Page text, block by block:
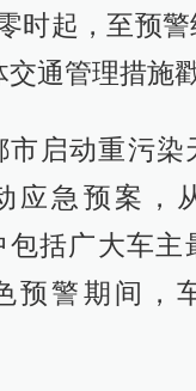
时起，至预
通管理措施
市启动重污染
应急预案，
包括广大车主
预警期间，